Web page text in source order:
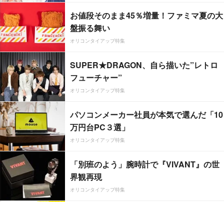
お値段そのまま45％増量！ファミマ夏の大
盤振る舞い
オリコンタイアップ特集
SUPER★DRAGON、自ら描いた”レトロ
フューチャー”
オリコンタイアップ特集
パソコンメーカー社員が本気で選んだ「10
万円台PC３選」
オリコンタイアップ特集
「別班のよう」腕時計で『VIVANT』の世
界観再現
オリコンタイアップ特集